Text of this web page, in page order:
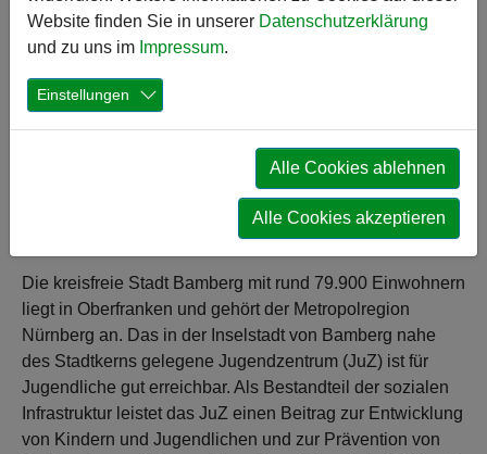
Jugendzentrums
mit Indoor-
Skatehalle
Das Jugendzentrum am Margaretendamm – das JuZ – in
Bamberg soll dauerhaft erhalten und zum
Jugendkulturzentrum ausgebaut werden, um den
Ansprüchen der Jugend von Morgen gerecht zu werden.
Die kreisfreie Stadt Bamberg mit rund 79.900 Einwohnern
liegt in Oberfranken und gehört der Metropolregion
Nürnberg an. Das in der Inselstadt von Bamberg nahe
des Stadtkerns gelegene Jugendzentrum (JuZ) ist für
Jugendliche gut erreichbar. Als Bestandteil der sozialen
Infrastruktur leistet das JuZ einen Beitrag zur Entwicklung
von Kindern und Jugendlichen und zur Prävention von
Website finden Sie in unserer Datenschutzerklärung
und zu uns im Impressum.
Einstellungen
Alle Cookies ablehnen
Alle Cookies akzeptieren